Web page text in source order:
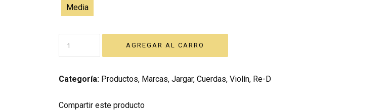
Media
Categoría: Productos, Marcas, Jargar, Cuerdas, Violín, Re-D
Compartir este producto